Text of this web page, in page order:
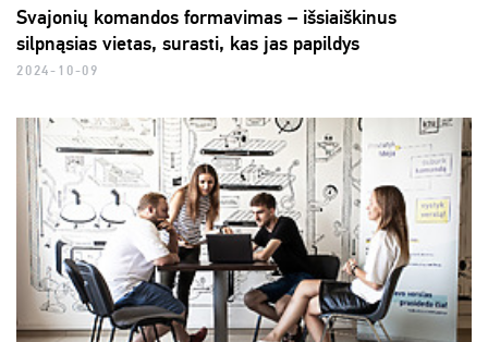
Svajonių komandos formavimas – išsiaiškinus
silpnąsias vietas, surasti, kas jas papildys
2024-10-09